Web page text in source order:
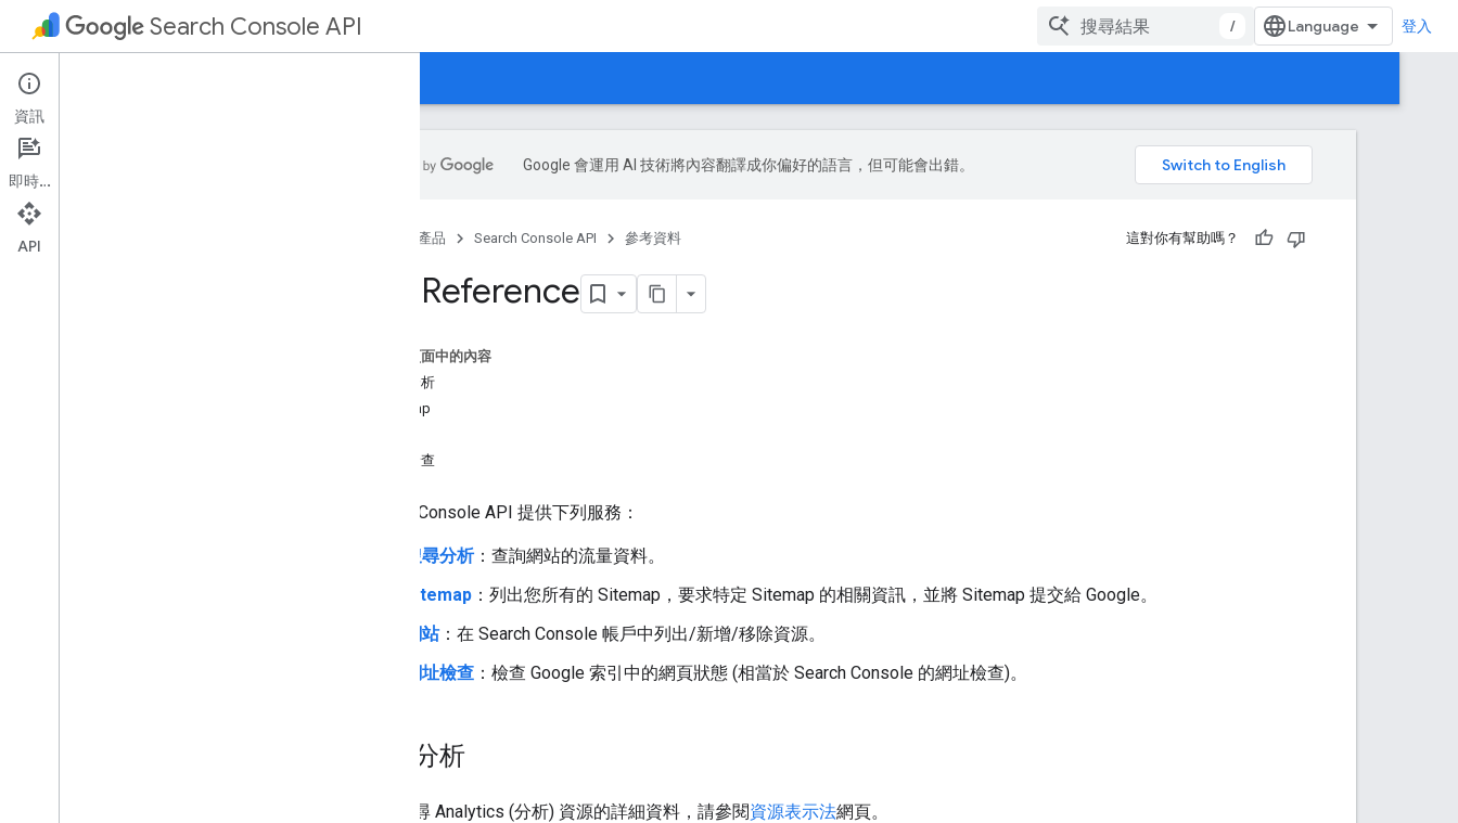
Search Console API / 登入
方法清單
標準錯誤訊息
Google 會運用 AI 技術將內容翻譯成你偏好的語言，但可能會出錯。
產品 Search Console API 參考資料 這對你有幫助嗎？
API Reference
這個頁面中的內容
搜尋分析
Sitemap
網址檢查
Search Console API 提供下列服務：
搜尋分析：查詢網站的流量資料。
Sitemap ：列出您所有的 Sitemap，要求特定 Sitemap 的相關資訊，並將 Sitemap 提交給 Google。
網站：在 Search Console 帳戶中列出/新增/移除資源。
網址檢查 ：檢查 Google 索引中的網頁狀態 (相當於 Search Console 的網址檢查)。
搜尋分析
如需搜尋 Analytics (分析) 資源的詳細資料，請參閱資源表示法網頁。
資訊
即時通訊
API